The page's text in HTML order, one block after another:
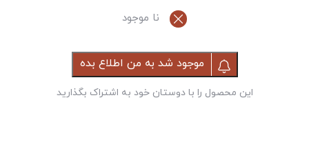
نا موجود
موجود شد به من اطلاع بده
این محصول را با دوستان خود به اشتراک بگذارید